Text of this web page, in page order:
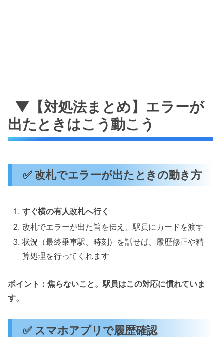
▼【対処法まとめ】エラーが
出たときはこう動こう
✅ 改札でエラーが出たときの動き方
すぐ横の有人改札へ行く
改札でエラーが出た旨を伝え、駅員にカードを渡す
状況（最終乗車駅、時刻）を話せば、履歴修正や精
算処理を行ってくれます
ポイント：焦らないこと。駅員はこの対応に慣れていま
す。
✅ スマホアプリで履歴確認